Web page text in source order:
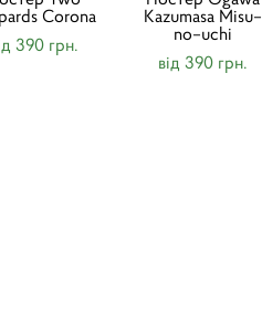
Corona
390 грн.
Kazumasa Misu–
no–uchi
від 390 грн.